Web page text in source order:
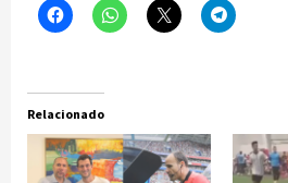
Relacionado